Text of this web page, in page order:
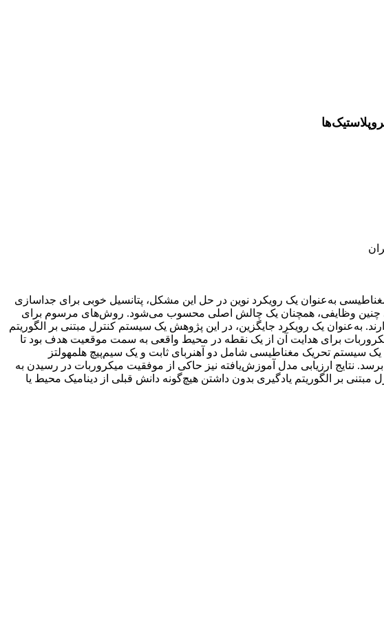
به‌عنوان یک رویکرد نوین در حل این مشکل، پتانسیل خوبی برای جداسازی
اجرای چنین وظایفی، همچنان یک چالش اصلی محسوب می‌شود. روش‌های مرسوم برای
به‌عنوان یک رویکرد جایگزین، در این پژوهش یک سیستم ‌کنترل مبتنی بر الگوریتم‌
برای هدایت آن از یک نقطه در محیط واقعی به سمت موقعیت هدف بود تا
سیستم تحریک مغناطیسی شامل دو آهنربای ثابت و یک سیم‌پیچ هلمهولتز
نتایج ارزیابی مدل آموزش‌یافته نیز حاکی از موفقیت میکروربات در رسیدن به
نتایج نشان می‌دهد که سیستم کنترل مبتنی بر الگوریتم یادگیری بدون داشتن هیچ‌گونه دانش قبلی از دینامیک محیط یا